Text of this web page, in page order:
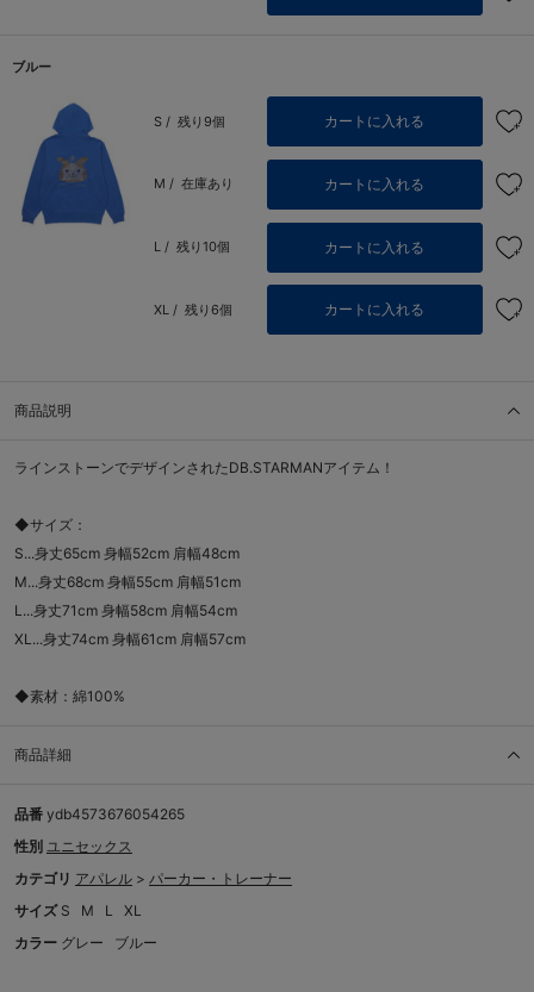
ブルー
S / 残り9個 カートに入れる
M / 在庫あり カートに入れる
L / 残り10個 カートに入れる
XL / 残り6個 カートに入れる
商品説明
ラインストーンでデザインされたDB.STARMANアイテム！
◆サイズ：
S...身丈65cm 身幅52cm 肩幅48cm
M...身丈68cm 身幅55cm 肩幅51cm
L...身丈71cm 身幅58cm 肩幅54cm
XL...身丈74cm 身幅61cm 肩幅57cm
◆素材：綿100%
商品詳細
品番 ydb4573676054265
性別 ユニセックス
カテゴリ アパレル > パーカー・トレーナー
サイズ S M L
XL
カラー グレー ブルー